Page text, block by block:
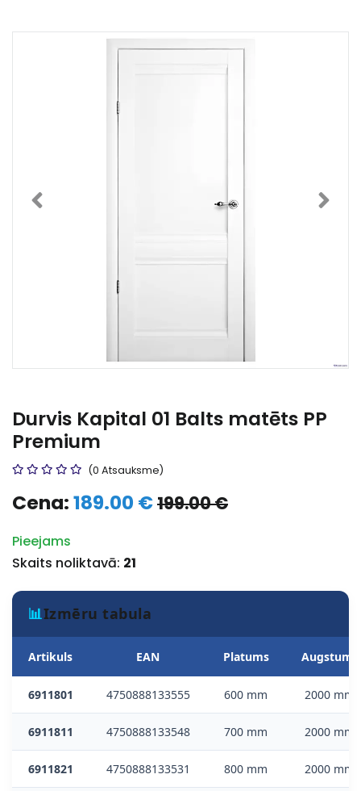
Durvis Kapital 01 Balts matēts PP
Premium
(0 Atsauksme)
Cena:189.00 €199.00 €
Pieejams
Skaits noliktavā: 21
📊Izmēru tabula
Artikuls EAN Platums Augstums
6911801 4750888133555 600 mm 2000 mm
6911811 4750888133548 700 mm 2000 mm
6911821 4750888133531 800 mm 2000 mm